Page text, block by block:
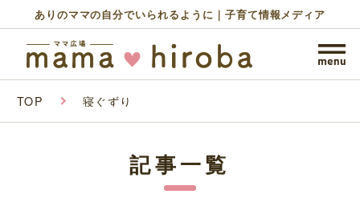
ありのママの自分でいられるように｜子育て情報メディア
TOP 寝ぐずり
記事一覧